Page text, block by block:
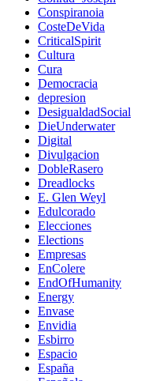
Conspiranoia
CosteDeVida
CriticalSpirit
Cultura
Cura
Democracia
depresion
DesigualdadSocial
DieUnderwater
Digital
Divulgacion
DobleRasero
Dreadlocks
E. Glen Weyl
Edulcorado
Elecciones
Elections
Empresas
EnColere
EndOfHumanity
Energy
Envase
Envidia
Esbirro
Espacio
España